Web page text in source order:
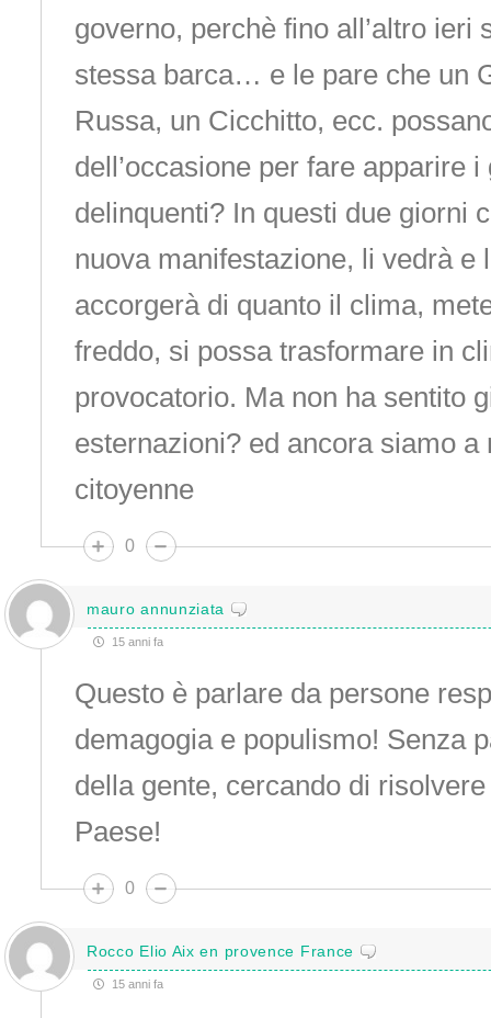
governo, perchè fino all’altro ieri
stessa barca… e le pare che un
Russa, un Cicchitto, ecc.
dell’occasione per fare apparire
delinquenti? In questi due giorni
nuova manifestazione, li vedrà e
accorgerà di quanto il clima,
freddo, si possa trasformare in
provocatorio. Ma non ha sentito
esternazioni? ed ancora siamo a
citoyenne
0
mauro annunziata
15 anni fa
Questo è parlare da persone
demagogia e populismo! Senza
della gente, cercando di
Paese!
0
Rocco Elio Aix en provence France
15 anni fa